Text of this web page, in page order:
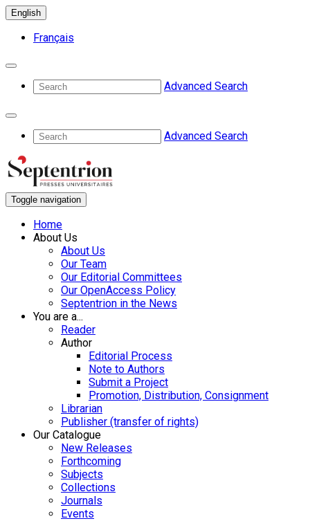
English
Français
Advanced Search
Advanced Search
Toggle navigation
Home
About Us
About Us
Our Team
Our Editorial Committees
Our OpenAccess Policy
Septentrion in the News
You are a...
Reader
Author
Editorial Process
Note to Authors
Submit a Project
Promotion, Distribution, Consignment
Librarian
Publisher (transfer of rights)
Our Catalogue
New Releases
Forthcoming
Subjects
Collections
Journals
Events